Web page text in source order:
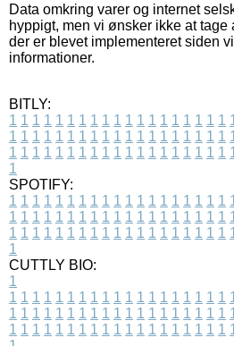
Data omkring varer og internet
hyppigt, men vi ønsker ikke at tage
der er blevet implementeret siden
informationer.
BITLY:
1 1 1 1 1 1 1 1 1 1 1 1 1 1 1 1 1 1 1
1 1 1 1 1 1 1 1 1 1 1 1 1 1 1 1 1 1 1
1 1 1 1 1 1 1 1 1 1 1 1 1 1 1 1 1 1 1
1
SPOTIFY:
1 1 1 1 1 1 1 1 1 1 1 1 1 1 1 1 1 1 1
1 1 1 1 1 1 1 1 1 1 1 1 1 1 1 1 1 1 1
1 1 1 1 1 1 1 1 1 1 1 1 1 1 1 1 1 1 1
1
CUTTLY BIO:
1
1 1 1 1 1 1 1 1 1 1 1 1 1 1 1 1 1 1 1
1 1 1 1 1 1 1 1 1 1 1 1 1 1 1 1 1 1 1
1 1 1 1 1 1 1 1 1 1 1 1 1 1 1 1 1 1 1